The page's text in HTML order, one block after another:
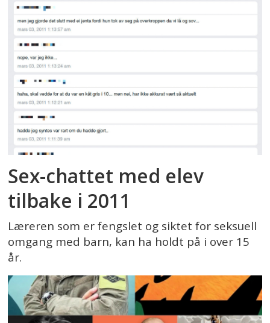
Sex-chattet med elev
tilbake i 2011
Læreren som er fengslet og siktet for seksuell
omgang med barn, kan ha holdt på i over 15
år.